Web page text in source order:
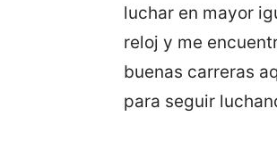
luchar en mayor
reloj y me
buenas carreras
para seguir